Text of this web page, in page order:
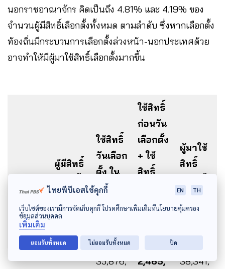
นอกราชอาณาจักร คิดเป็นถึง 4.81% และ 4.19% ของ
จำนวนผู้มีสิทธิ์เลือกตั้งทั้งหมด ตามลำดับ ซึ่งหากเลือกตั้ง
ท้องถิ่นมีกระบวนการเลือกตั้งล่วงหน้า-นอกประเทศด้วย
อาจทำให้มีผู้มาใช้สิทธิ์เลือกตั้งมากขึ้น
ผู้มีสิทธิ์
ใช้สิทธิ์
วันเลือก
ตั้ง ใน
เขต
เลือกตั้ง
ใช้สิทธิ์
ก่อนวัน
เลือกตั้ง
+ ใช้
สิทธิ์
ราช
กร
ผู้มาใช้
สิทธิ์
รวม
35,876, 2,465, 38,341,
ไทยพีบีเอสใช้คุกกี้ EN TH
เว็บไซต์ของเรามีการจัดเก็บคุกกี้ โปรดศึกษาเพิ่มเติมที่นโยบายคุ้มครอง
ข้อมูลส่วนบุคคล
เพิ่มเติม
ยอมรับทั้งหมด ไม่ยอมรับทั้งหมด ปิด